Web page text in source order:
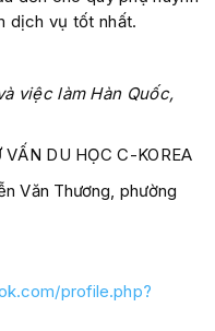
dịch vụ tốt nhất.
việc làm Hàn Quốc,
DU HỌC C-KOREA
Văn Thương, phường
profile.php?